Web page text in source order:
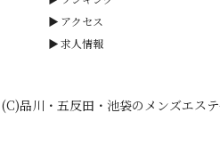
アクセス
求人情報
(C)品川・五反田・池袋のメンズエス